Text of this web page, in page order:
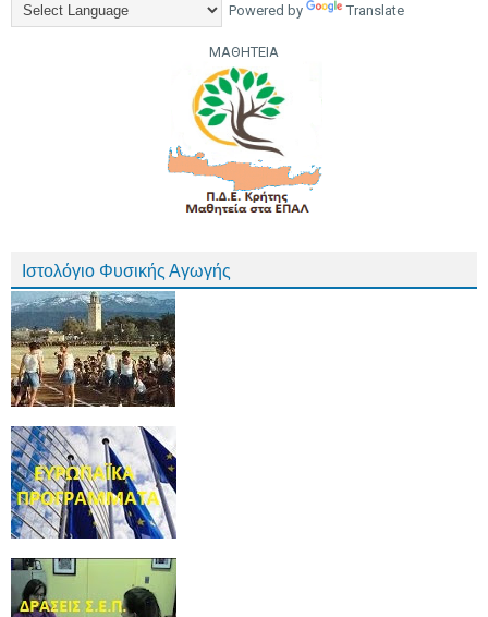
Powered by Translate
ΜΑΘΗΤΕΙΑ
Ιστολόγιο Φυσικής Αγωγής